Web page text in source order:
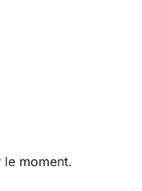
moment.